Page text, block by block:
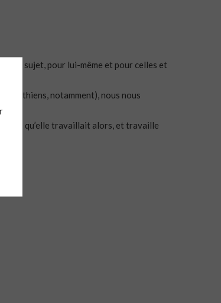
à ce sujet, pour lui-même et pour celles et
notamment), nous nous
qu’elle travaillait alors, et travaille